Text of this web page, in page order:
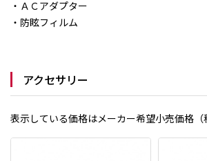
・ＡＣアダプター
・防眩フィルム
アクセサリー
表示している価格はメーカー希望小売価格（